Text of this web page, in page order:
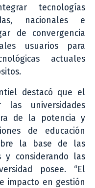
tecnologías
nacionales e
de convergencia
usuarios para
actuales
destacó que el
las universidades
de la potencia y
de educación
la base de las
y considerando las
posee. “El
impacto en gestión